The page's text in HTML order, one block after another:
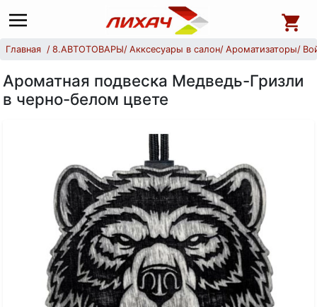
Главная 8.АВТОТОВАРЫ Акксесуары в салон Ароматизаторы
Ароматная подвеска Медведь-Гризли
в черно-белом цвете